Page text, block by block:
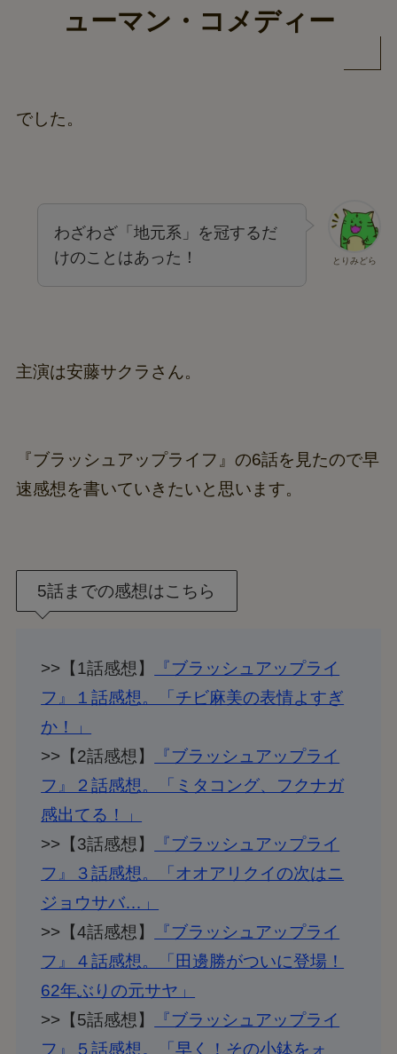
ューマン・コメディー
でした。
とりみどら
わざわざ「地元系」を冠するだ
けのことはあった！
主演は安藤サクラさん。
『ブラッシュアップライフ』の6話を見たので早
速感想を書いていきたいと思います。
5話までの感想はこちら
>>【1話感想】
『ブラッシュアップライ
フ』１話感想。「チビ麻美の表情よすぎ
か！」
>>【2話感想】
『ブラッシュアップライ
フ』２話感想。「ミタコング、フクナガ
感出てる！」
>>【3話感想】
『ブラッシュアップライ
フ』３話感想。「オオアリクイの次はニ
ジョウサバ…」
>>【4話感想】
『ブラッシュアップライ
フ』４話感想。「田邊勝がついに登場！
62年ぶりの元サヤ」
>>【5話感想】
『ブラッシュアップライ
フ』５話感想。「早く！その小鉢をォ